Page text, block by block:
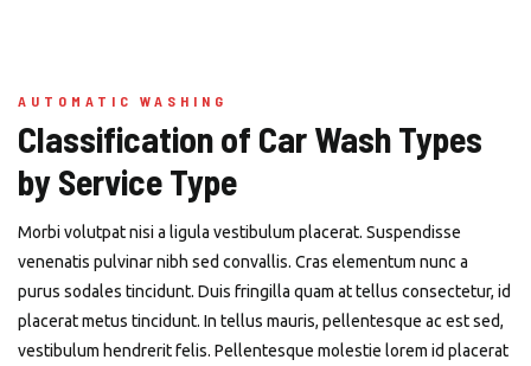
AUTOMATIC WASHING
Classification of Car Wash Types
by Service Type
Morbi volutpat nisi a ligula vestibulum placerat. Suspendisse
venenatis pulvinar nibh sed convallis. Cras elementum nunc a
purus sodales tincidunt. Duis fringilla quam at tellus consectetur, id
placerat metus tincidunt. In tellus mauris, pellentesque ac est sed,
vestibulum hendrerit felis. Pellentesque molestie lorem id placerat